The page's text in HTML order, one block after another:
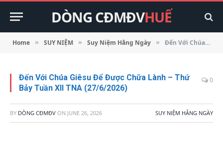
DÒNG CĐMĐVHUẾ
Home » SUY NIỆM » Suy Niệm Hằng Ngày » Đến Với Chúa Giêsu Để Được Chữa Lành – Thứ Bảy Tuần XII TNA (27/6/2026)
Đến Với Chúa Giêsu Để Được Chữa Lành – Thứ
Bảy Tuần XII TNA (27/6/2026)
0
BY DÒNG CĐMĐV ON JUNE 26, 2026 SUY NIỆM HẰNG NGÀY